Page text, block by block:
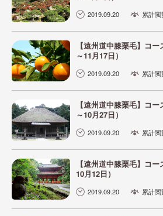
2019.09.20 累計
【遠州道中膝栗毛】コ
～11月17日）
2019.09.20 累計
【遠州道中膝栗毛】コ
～10月27日）
2019.09.20 累計
【遠州道中膝栗毛】コ
10月12日）
2019.09.20 累計閲